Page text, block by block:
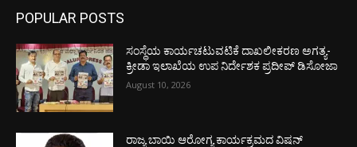
POPULAR POSTS
ಸಂಸ್ಥೆಯ ಕಾರ್ಯಚಟುವಟಿಕೆ ದಾಖಲೀಕರಣ ಅಗತ್ಯ-
ಕ್ರೀಡಾ ಇಲಾಖೆಯ ಉಪ ನಿರ್ದೇಶಕ ಪ್ರದೀಪ್ ಡಿಸೋಜಾ
August 10, 2026
ರಾಜ್ಯ ಬಾಯಿ ಆರೋಗ್ಯ ಕಾರ್ಯಕ್ರಮದ ವಿಷನ್